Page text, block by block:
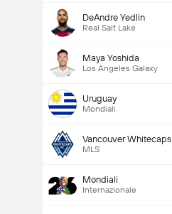
DeAndre Yedlin
Real Salt Lake
Maya Yoshida
Los Angeles Galaxy
Uruguay
Mondiali
Vancouver Whitecaps
MLS
Mondiali
Internazionale